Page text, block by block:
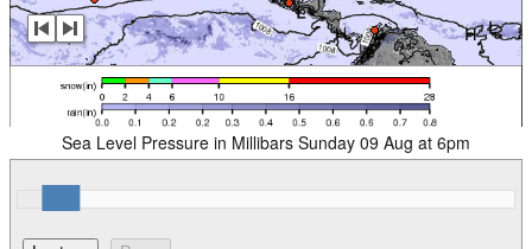
Sea Level Pressure in Millibars Sunday 09 Aug at 6pm